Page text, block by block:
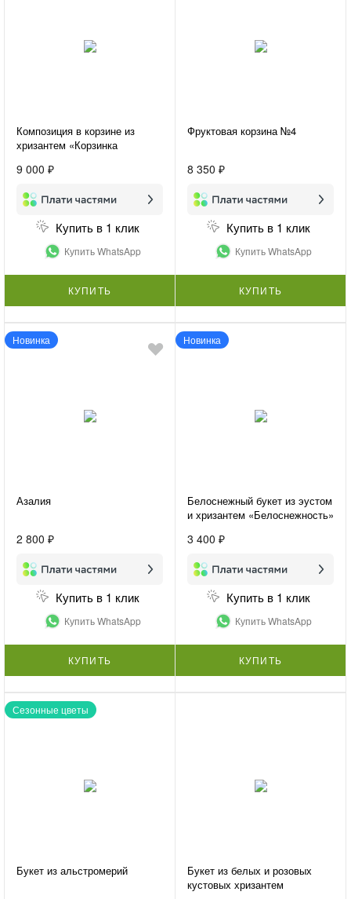
Композиция в корзине из
хризантем «Корзинка
9 000 ₽
Купить в 1 клик
Купить WhatsApp
КУПИТЬ
Фруктовая корзина №4
8 350 ₽
Купить в 1 клик
Купить WhatsApp
КУПИТЬ
Новинка
Азалия
2 800 ₽
Купить в 1 клик
Купить WhatsApp
КУПИТЬ
Новинка
Белоснежный букет из эустом
и хризантем «Белоснежность»
3 400 ₽
Купить в 1 клик
Купить WhatsApp
КУПИТЬ
Сезонные цветы
Букет из альстромерий
Букет из белых и розовых
кустовых хризантем